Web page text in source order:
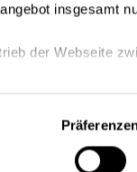
insgesamt
der Webseite
mit nur den
treffen oder durch
können
Sabrina
Mitarbeiterin